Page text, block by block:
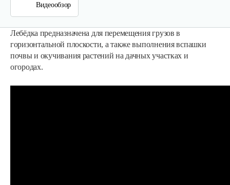
Видеообзор
Лебёдка предназначена для перемещения грузов в
горизонтальной плоскости, а также выполнения вспашки
почвы и окучивания растений на дачных участках и
огородах.